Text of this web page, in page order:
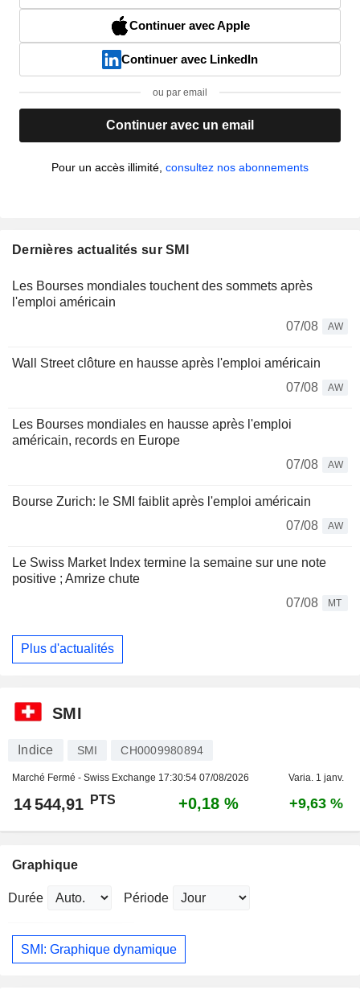
Continuer avec Apple
Continuer avec LinkedIn
ou par email
Continuer avec un email
Pour un accès illimité, consultez nos abonnements
Dernières actualités sur SMI
Les Bourses mondiales touchent des sommets après
l'emploi américain
07/08
AW
Wall Street clôture en hausse après l'emploi américain
07/08
AW
Les Bourses mondiales en hausse après l'emploi
américain, records en Europe
07/08
AW
Bourse Zurich: le SMI faiblit après l'emploi américain
07/08
AW
Le Swiss Market Index termine la semaine sur une note
positive ; Amrize chute
07/08
MT
Plus d'actualités
SMI
Indice SMI CH0009980894
Marché Fermé - Swiss Exchange 17:30:54 07/08/2026 Varia. 1 janv.
14 544,91 PTS +0,18 % +9,63 %
Graphique
Durée Période
SMI: Graphique dynamique